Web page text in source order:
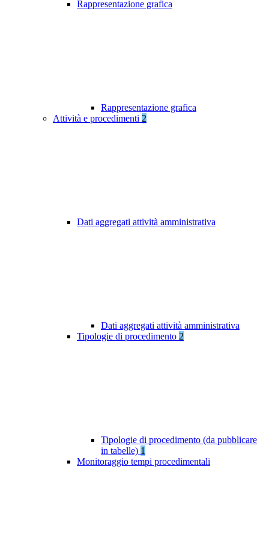
Rappresentazione grafica
Rappresentazione grafica
Attività e procedimenti 2
Dati aggregati attività amministrativa
Dati aggregati attività amministrativa
Tipologie di procedimento 2
Tipologie di procedimento (da pubblicare
in tabelle) 1
Monitoraggio tempi procedimentali